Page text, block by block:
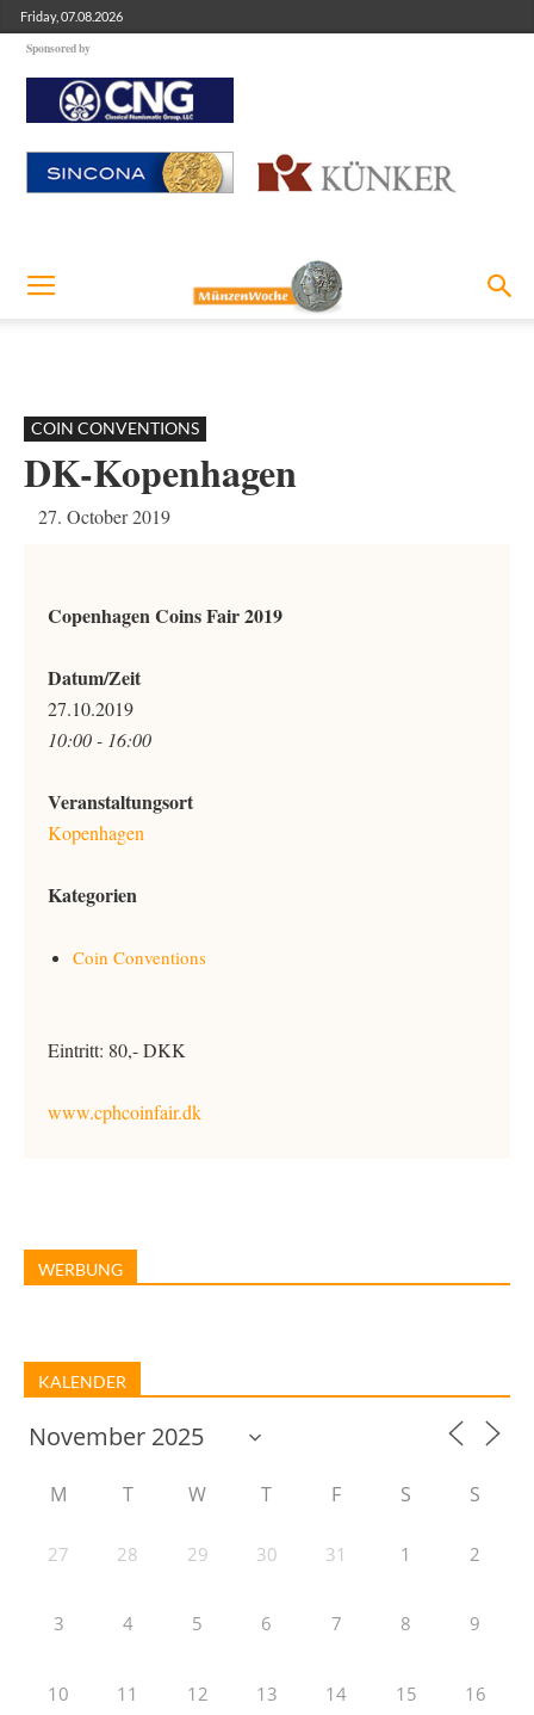
Friday, 07.08.2026
Sponsored by
COIN CONVENTIONS
DK-Kopenhagen
27. October 2019
Copenhagen Coins Fair 2019
Datum/Zeit
27.10.2019
10:00 - 16:00
Veranstaltungsort
Kopenhagen
Kategorien
Coin Conventions
Eintritt: 80,- DKK
www.cphcoinfair.dk
WERBUNG
KALENDER
M T W T F S S
27 28 29 30 31 1 2
3 4 5 6 7 8 9
10 11 12 13 14 15 16